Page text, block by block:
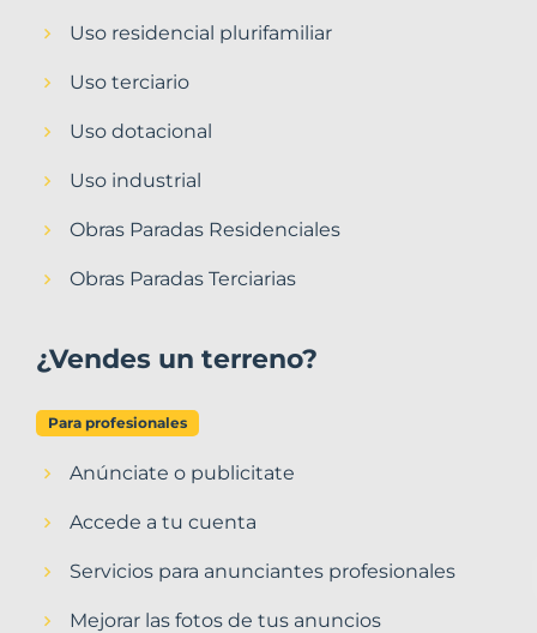
Uso residencial plurifamiliar
Uso terciario
Uso dotacional
Uso industrial
Obras Paradas Residenciales
Obras Paradas Terciarias
¿Vendes un terreno?
Para profesionales
Anúnciate o publicitate
Accede a tu cuenta
Servicios para anunciantes profesionales
Mejorar las fotos de tus anuncios